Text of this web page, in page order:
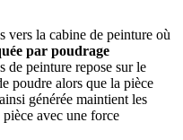
vers la cabine de peinture où
par poudrage
de peinture repose sur le
poudre alors que la pièce
générée maintient les
avec une force